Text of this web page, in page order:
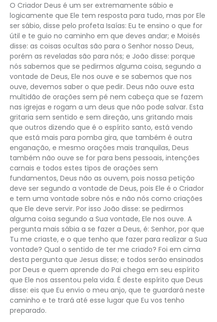
O Criador Deus é um ser extremamente sábio e
logicamente que Ele tem resposta para tudo, mas por Ele
ser sábio, disse pelo profeta Isaías: Eu te ensino o que for
útil e te guio no caminho em que deves andar; e Moisés
disse: as coisas ocultas são para o Senhor nosso Deus,
porém as reveladas são para nós; e João disse: porque
nós sabemos que se pedirmos alguma coisa, segundo a
vontade de Deus, Ele nos ouve e se sabemos que nos
ouve, devemos saber o que pedir. Deus não ouve esta
multidão de orações sem pé nem cabeça que se fazem
nas igrejas e rogam a um deus que não pode salvar. Esta
gritaria sem sentido e sem direção, uns gritando mais
que outros dizendo que é o espírito santo, está vendo
que está mais para pomba gira, que também é outra
enganação, e mesmo orações mais tranquilas, Deus
também não ouve se for para bens pessoais, intenções
carnais e todos estes tipos de orações sem
fundamentos, Deus não as ouvem, pois nossa petição
deve ser segundo a vontade de Deus, pois Ele é o Criador
e tem uma vontade sobre nós e não nós como criações
que Ele deve servir. Por isso João disse: se pedirmos
alguma coisa segundo a Sua vontade, Ele nos ouve. A
pergunta mais sábia a se fazer a Deus, é: Senhor, por que
Tu me criaste, e o que tenho que fazer para realizar a Sua
vontade? Qual o sentido de ter me criado? Foi em cima
desta pergunta que Jesus disse; e todos serão ensinados
por Deus e quem aprende do Pai chega em seu espírito
que Ele nos assentou pela vida. É deste espírito que Deus
disse: eis que Eu envio o meu anjo, que te guardará neste
caminho e te trará até esse lugar que Eu vos tenho
preparado.